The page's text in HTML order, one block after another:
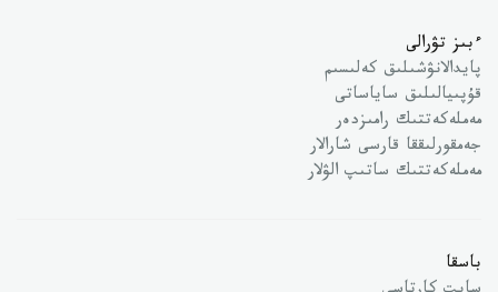
ءبىز تۋرالى
پايدالانۋشىلىق كەلىسىم
قۇپىيالىلىق ساياساتى
مەملەكەتتىك رامىزدەر
جەمقورلىققا قارسى شارالار
مەملەكەتتىك ساتىپ الۋلار
باسقا